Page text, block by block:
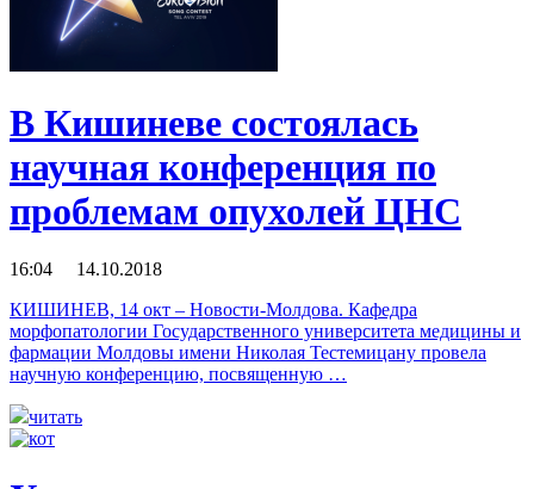
В Кишиневе состоялась
научная конференция по
проблемам опухолей ЦНС
16:04 14.10.2018
КИШИНЕВ, 14 окт – Новости-Молдова. Кафедра
морфопатологии Государственного университета медицины и
фармации Молдовы имени Николая Тестемицану провела
научную конференцию, посвященную …
читать